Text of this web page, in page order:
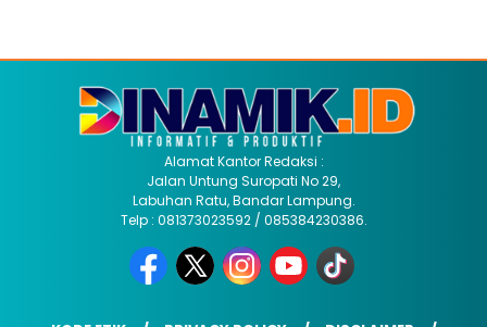
Alamat Kantor Redaksi :
Jalan Untung Suropati No 29,
Labuhan Ratu, Bandar Lampung.
Telp : 081373023592 / 085384230386.